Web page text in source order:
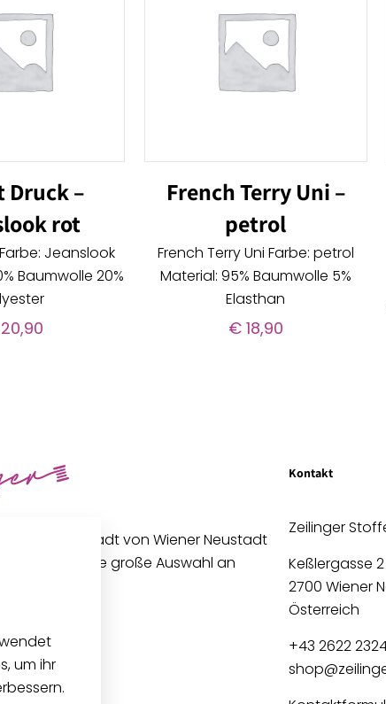
Druck –
rot
Jeanslook
Baumwolle 20%
French Terry Uni –
petrol
French Terry Uni Farbe: petrol
Material: 95% Baumwolle 5%
Elasthan
€18,90
in der Innenstadt von Wiener Neustadt
Wir bieten eine große Auswahl an
an.
Kontakt
Zeilinger
Keßlergasse 2
2700 Wiener
Österreich
+43 2622
um ihr